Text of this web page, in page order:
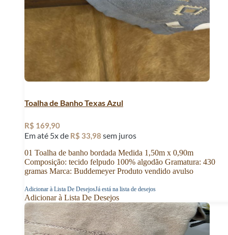
Toalha de Banho Texas Azul
R$ 169,90
Em até 5x de R$ 33,98 sem juros
01 Toalha de banho bordada Medida 1,50m x 0,90m
Composição: tecido felpudo 100% algodão Gramatura: 430
gramas Marca: Buddemeyer Produto vendido avulso
Adicionar à Lista De DesejosJá está na lista de desejos
Adicionar à Lista De Desejos